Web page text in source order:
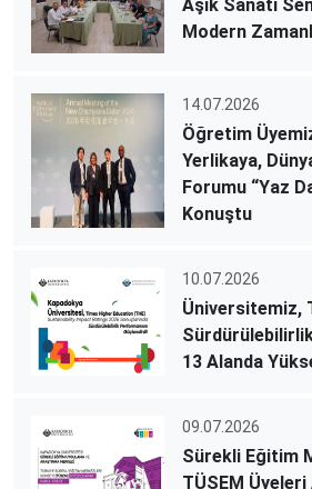
Âşık Sanatı
Modern
14.07.2026
Öğretim
Yerlikaya,
Forumu “Yaz
Konuştu
10.07.2026
Üniversitemiz,
13 Alanda
09.07.2026
Sürekli Eğitim
TÜSEM Üyeleri